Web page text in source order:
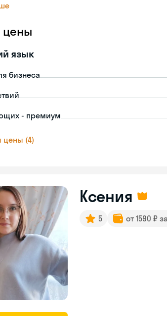
цены
язык
бизнеса
- премиум
цены (4)
Ксения
5 от 1590 ₽